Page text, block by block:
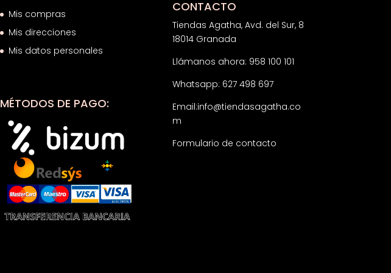
Mis compras
Mis direcciones
Mis datos personales
MÉTODOS DE PAGO:
CONTACTO
Tiendas Agatha, Avd. del Sur, 8
18014 Granada
Llámanos ahora: 958 100 101
Whatsapp: 627 498 697
Email:info@tiendasagatha.co
m
Formulario de contacto